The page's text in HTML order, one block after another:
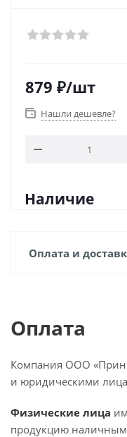
879 ₽/шт
Нашли дешевле?
Наличие
Оплата и
Оплата
Компания ООО
и юридическими
Физические лица
продукцию